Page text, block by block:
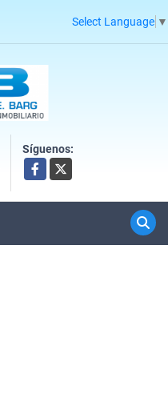
Select Language ▼
Síguenos:
Facebook
X